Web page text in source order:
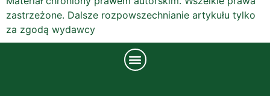
zastrzeżone. Dalsze rozpowszechnianie artykułu tylko
za zgodą wydawcy